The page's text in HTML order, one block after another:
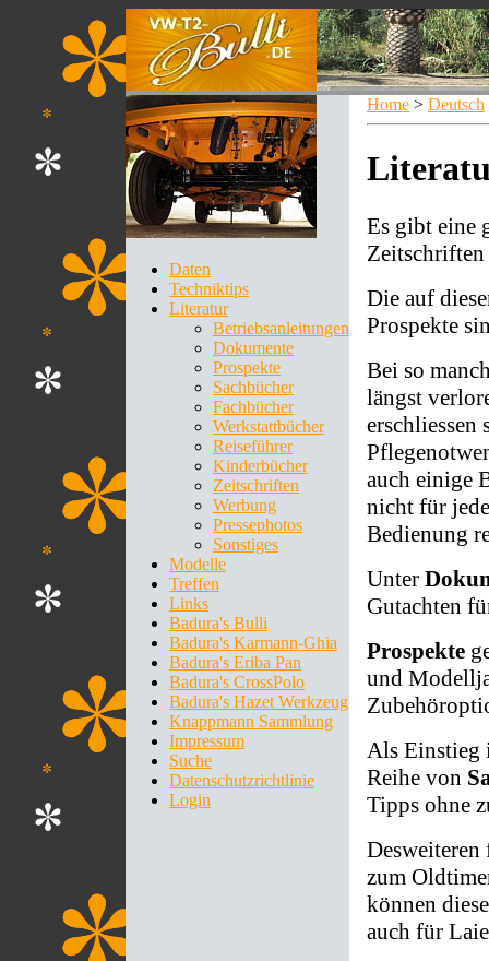
Daten
Techniktips
Literatur
Betriebsanleitungen
Dokumente
Prospekte
Sachbücher
Fachbücher
Werkstattbücher
Reiseführer
Kinderbücher
Zeitschriften
Werbung
Pressephotos
Sonstiges
Modelle
Treffen
Links
Badura's Bulli
Badura's Karmann-Ghia
Badura's Eriba Pan
Badura's CrossPolo
Badura's Hazet Werkzeug
Knappmann Sammlung
Impressum
Suche
Datenschutzrichtlinie
Login
Home > Deutsch
Es gibt eine
Die auf
Prospekte
Bei so
längst
erschliessen
auch einige
nicht für
Bedienung
Unter
Gutachten
Prospekte
und
Als Einstieg
Reihe von
Tipps ohne
zum
können
auch für